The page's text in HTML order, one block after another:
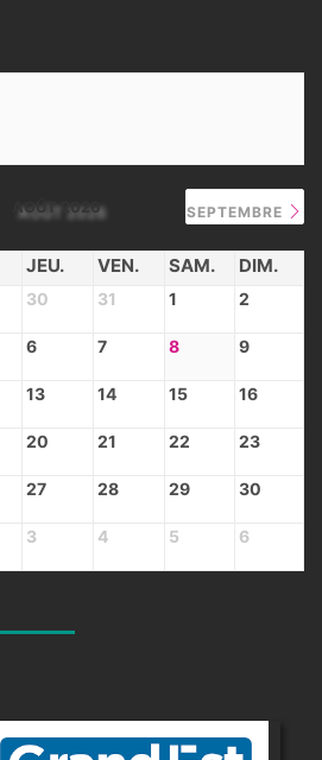
AOÛT 2026 SEPTEMBRE
JEU. VEN. SAM. DIM.
30 31 1 2
6 7 8 9
13 14 15 16
20 21 22 23
27 28 29 30
3 4 5 6